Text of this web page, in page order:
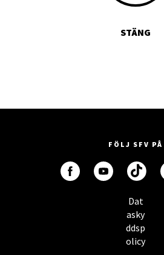
STÄNG
FÖLJ SFV PÅ
Dat
asky
ddsp
olicy